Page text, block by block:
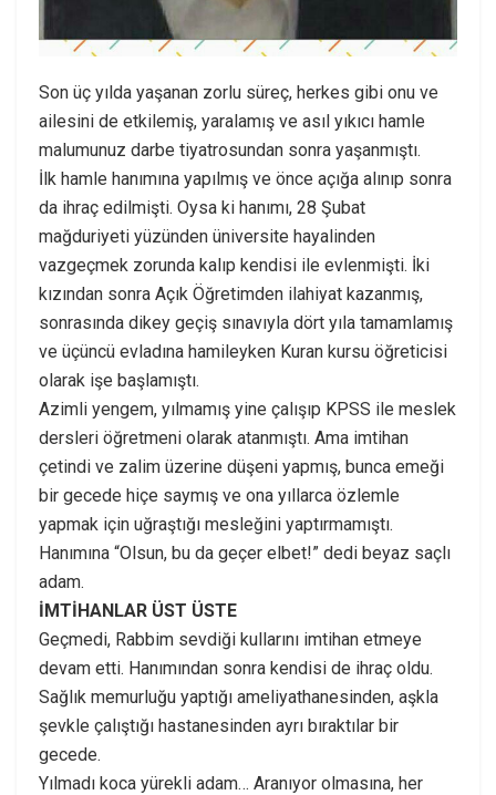
Son üç yılda yaşanan zorlu süreç, herkes gibi onu ve
ailesini de etkilemiş, yaralamış ve asıl yıkıcı hamle
malumunuz darbe tiyatrosundan sonra yaşanmıştı.
İlk hamle hanımına yapılmış ve önce açığa alınıp sonra
da ihraç edilmişti. Oysa ki hanımı, 28 Şubat
mağduriyeti yüzünden üniversite hayalinden
vazgeçmek zorunda kalıp kendisi ile evlenmişti. İki
kızından sonra Açık Öğretimden ilahiyat kazanmış,
sonrasında dikey geçiş sınavıyla dört yıla tamamlamış
ve üçüncü evladına hamileyken Kuran kursu öğreticisi
olarak işe başlamıştı.
Azimli yengem, yılmamış yine çalışıp KPSS ile meslek
dersleri öğretmeni olarak atanmıştı. Ama imtihan
çetindi ve zalim üzerine düşeni yapmış, bunca emeği
bir gecede hiçe saymış ve ona yıllarca özlemle
yapmak için uğraştığı mesleğini yaptırmamıştı.
Hanımına “Olsun, bu da geçer elbet!” dedi beyaz saçlı
adam.
İMTİHANLAR ÜST ÜSTE
Geçmedi, Rabbim sevdiği kullarını imtihan etmeye
devam etti. Hanımından sonra kendisi de ihraç oldu.
Sağlık memurluğu yaptığı ameliyathanesinden, aşkla
şevkle çalıştığı hastanesinden ayrı bıraktılar bir
gecede.
Yılmadı koca yürekli adam… Aranıyor olmasına, her